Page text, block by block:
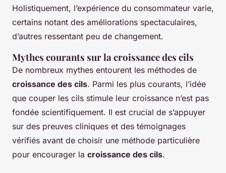
Holistiquement, l’expérience du consommateur varie,
certains notant des améliorations spectaculaires,
d’autres ressentant peu de changement.
Mythes courants sur la croissance des cils
De nombreux mythes entourent les méthodes de
croissance des cils. Parmi les plus courants, l’idée
que couper les cils stimule leur croissance n’est pas
fondée scientifiquement. Il est crucial de s’appuyer
sur des preuves cliniques et des témoignages
vérifiés avant de choisir une méthode particulière
pour encourager la croissance des cils.